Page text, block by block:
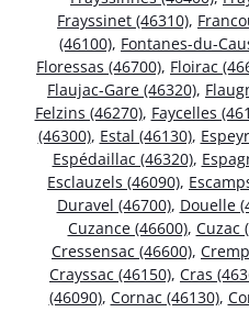
Frayssinet (46310),
(46100), Fontanes-du-
Floressas (46700), Floirac
Flaujac-Gare (46320),
Felzins (46270), Faycelles
(46300), Estal (46130),
Espédaillac (46320),
Esclauzels (46090),
Duravel (46700), Douelle
Cuzance (46600), Cuzac
Cressensac (46600),
Crayssac (46150), Cras
(46090), Cornac (46130),